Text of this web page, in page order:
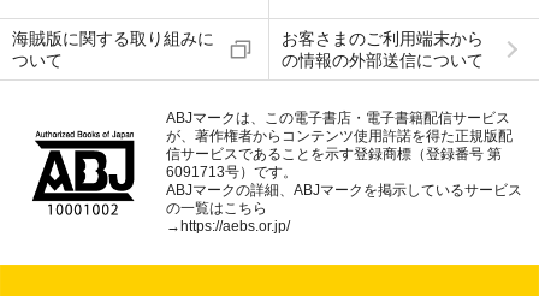
海賊版に関する取り組みに
ついて
お客さまのご利用端末から
の情報の外部送信について
ABJマークは、この電子書店・電子書籍配信サービス
が、著作権者からコンテンツ使用許諾を得た正規版配
信サービスであることを示す登録商標（登録番号 第
6091713号）です。
ABJマークの詳細、ABJマークを掲示しているサービス
の一覧はこちら
→ https://aebs.or.jp/